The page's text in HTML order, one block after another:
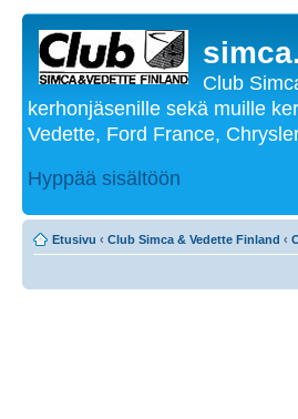
Club
kerhonjäsenille sekä muille
Vedette, Ford France,
Hyppää sisältöön
Etusivu ‹ Club Simca & Vedette Finland ‹